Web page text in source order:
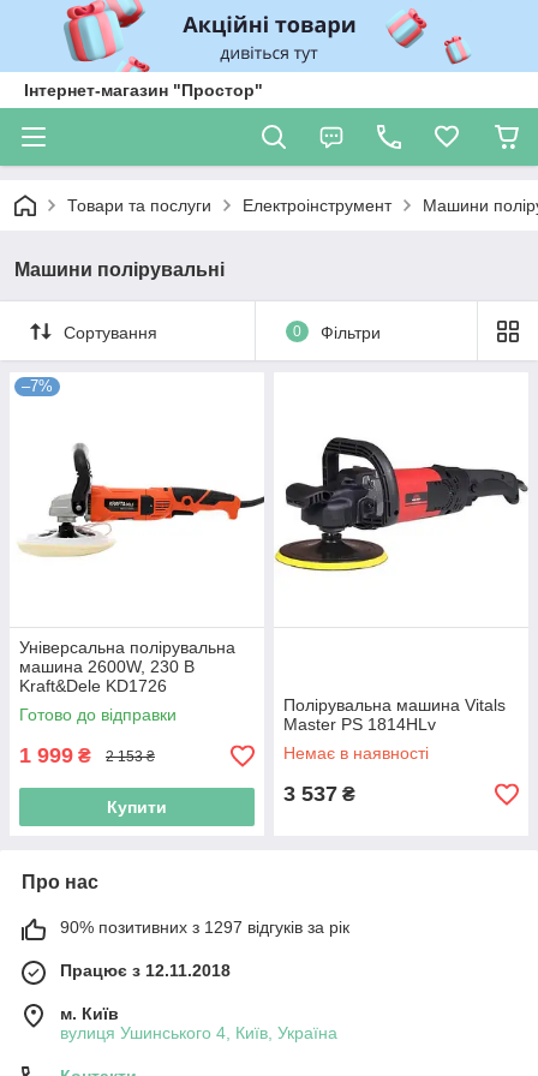
Інтернет-магазин "Простор"
Товари та послуги Електроінструмент Машини
Машини полірувальні
Сортування 0 Фільтри
–7%
Універсальна полірувальна
машина 2600W, 230 В
Kraft&Dele KD1726
полірувальна машина для
фарби
Готово до відправки
1 999 ₴ 2 153 ₴
Купити
Полірувальна машина Vitals
Master PS 1814HLv
Немає в наявності
3 537 ₴
Про нас
90% позитивних з 1297 відгуків за рік
Працює з 12.11.2018
м. Київ
вулиця Ушинського 4, Київ, Україна